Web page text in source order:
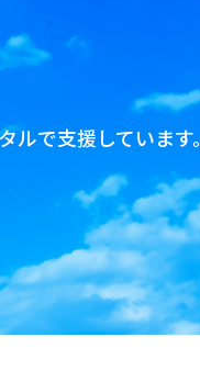
で支援しています。